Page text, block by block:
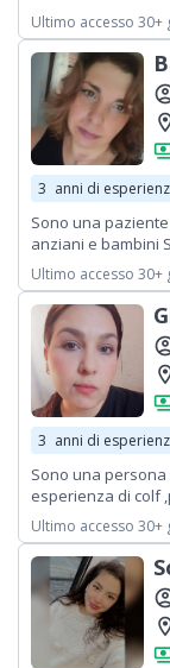
libera nei primi
impegnata presso
senza trasferte .
Ultimo accesso 30+
3 anni di
Sono una
anziani e bambini
Ultimo accesso 30+
3 anni di
Sono una
esperienza di colf
Ultimo accesso 30+